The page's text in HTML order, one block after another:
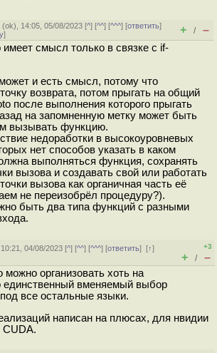
(ok), 14:05, 05/08/2023 [^] [^^] [^^^] [ответить]
] + / –
имеет смысл только в связке с if-
и есть смысл, потому что
возврата, потом прыгать на общий
после выполнения которого прыгать
на запомненную метку может быть
вызывать функцию.
недоработки в высокоуровневых
нет способов указать в каком
выполняться функция, сохранять
вызова и создавать свой или работать
вызова как органичная часть её
не переизобрёл процедуру?).
быть два типа функций с разными
04/08/2023 [^] [^^] [^^^] [ответить][↑]
+3
+ / –
можно организовать хоть на
единственный вменяемый выбор
все остальные языки.
написан на плюсах, для нвидии
CUDA.